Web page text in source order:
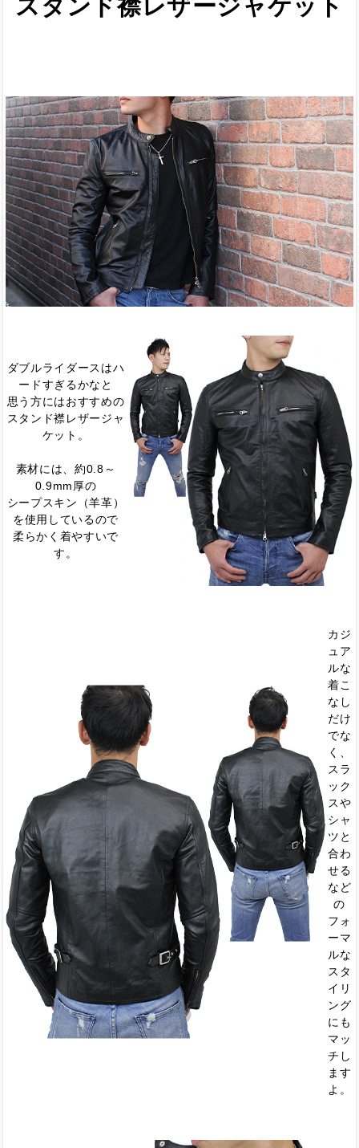
スタンド襟レザージャケット
ダブルライダースはハ
ードすぎるかなと
思う方にはおすすめの
スタンド襟レザージャ
ケット。
素材には、約0.8～
0.9mm厚の
シープスキン（羊革）
を使用しているので
柔らかく着やすいで
す。
カジ
ュア
ルな
着こ
なし
だけ
でな
く、
スラ
ック
スや
シャ
ツと
合わ
せる
など
の
フォ
ーマ
ルな
スタ
イリ
ング
にも
マッ
チし
ます
よ。